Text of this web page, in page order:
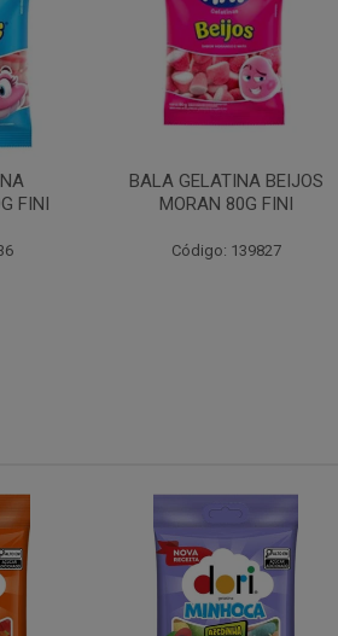
FINI
BALA GELATINA BEIJOS
MORAN 80G FINI
Código: 139827